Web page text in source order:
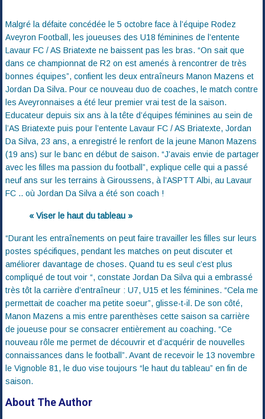
Malgré la défaite concédée le 5 octobre face à l’équipe Rodez
Aveyron Football, les joueuses des U18 féminines de l’entente
Lavaur FC / AS Briatexte ne baissent pas les bras. “On sait que
dans ce championnat de R2 on est amenés à rencontrer de très
bonnes équipes”, confient les deux entraîneurs Manon Mazens et
Jordan Da Silva. Pour ce nouveau duo de coaches, le match contre
les Aveyronnaises a été leur premier vrai test de la saison.
Educateur depuis six ans à la tête d’équipes féminines au sein de
l’AS Briatexte puis pour l’entente Lavaur FC / AS Briatexte, Jordan
Da Silva, 23 ans, a enregistré le renfort de la jeune Manon Mazens
(19 ans) sur le banc en début de saison. “J’avais envie de partager
avec les filles ma passion du football”, explique celle qui a passé
neuf ans sur les terrains à Giroussens, à l’ASPTT Albi, au Lavaur
FC .. où Jordan Da Silva a été son coach !
« Viser le haut du tableau »
“Durant les entraînements on peut faire travailler les filles sur leurs
postes spécifiques, pendant les matches on peut discuter et
améliorer davantage de choses. Quand tu es seul c’est plus
compliqué de tout voir “, constate Jordan Da Silva qui a embrassé
très tôt la carrière d’entraîneur : U7, U15 et les féminines. “Cela me
permettait de coacher ma petite soeur”, glisse-t-il. De son côté,
Manon Mazens a mis entre parenthèses cette saison sa carrière
de joueuse pour se consacrer entièrement au coaching. “Ce
nouveau rôle me permet de découvrir et d’acquérir de nouvelles
connaissances dans le football”. Avant de recevoir le 13 novembre
le Vignoble 81, le duo vise toujours “le haut du tableau” en fin de
saison.
About The Author